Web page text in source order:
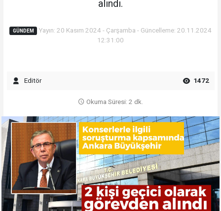
alındı.
GÜNDEM
Yayın: 20 Kasım 2024 - Çarşamba - Güncelleme: 20.11.2024
12:31:00
Editör 1472
Okuma Süresi: 2 dk.